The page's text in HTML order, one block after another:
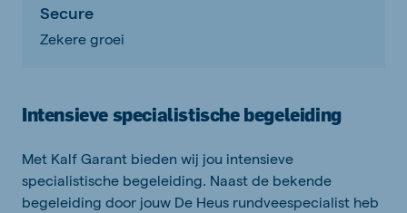
Secure
Zekere groei
Intensieve specialistische begeleiding
Met Kalf Garant bieden wij jou intensieve
specialistische begeleiding. Naast de bekende
begeleiding door jouw De Heus rundveespecialist heb